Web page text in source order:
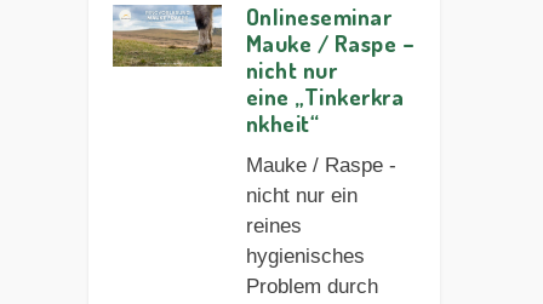
Onlineseminar
Mauke / Raspe –
nicht nur
eine „Tinkerkra
nkheit“
Mauke / Raspe -
nicht nur ein
reines
hygienisches
Problem durch